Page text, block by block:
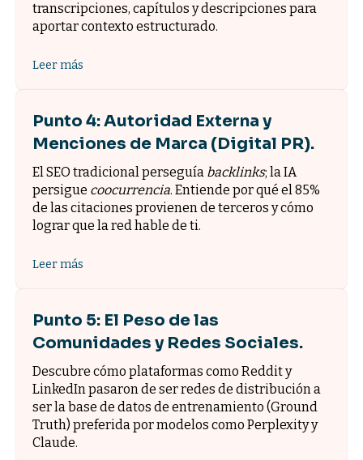
transcripciones, capítulos y descripciones para
aportar contexto estructurado.
Leer más
Punto 4: Autoridad Externa y
Menciones de Marca (Digital PR).
El SEO tradicional perseguía backlinks; la IA
persigue coocurrencia. Entiende por qué el 85%
de las citaciones provienen de terceros y cómo
lograr que la red hable de ti.
Leer más
Punto 5: El Peso de las
Comunidades y Redes Sociales.
Descubre cómo plataformas como Reddit y
LinkedIn pasaron de ser redes de distribución a
ser la base de datos de entrenamiento (Ground
Truth) preferida por modelos como Perplexity y
Claude.